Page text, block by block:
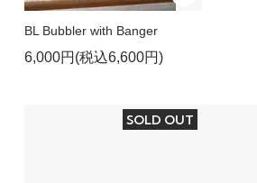
BL Bubbler with Banger
6,000円(税込6,600円)
SOLD OUT